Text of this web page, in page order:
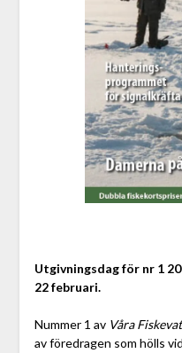
Utgivningsdag för nr 1
22 februari.
Nummer 1 av Våra
av föredragen som hölls